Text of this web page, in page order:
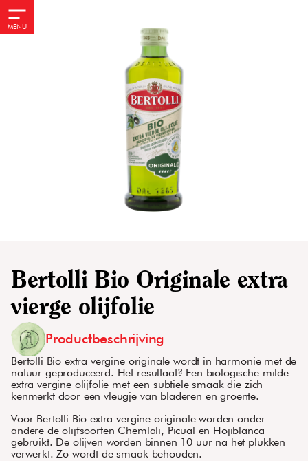
MENU
Bertolli Bio Originale extra
vierge olijfolie
Productbeschrijving
Bertolli Bio extra vergine originale wordt in harmonie met de
natuur geproduceerd. Het resultaat? Een biologische milde
extra vergine olijfolie met een subtiele smaak die zich
kenmerkt door een vleugje van bladeren en groente.
Voor Bertolli Bio extra vergine originale worden onder
andere de olijfsoorten Chemlali, Picual en Hojiblanca
gebruikt. De olijven worden binnen 10 uur na het plukken
verwerkt. Zo wordt de smaak behouden.